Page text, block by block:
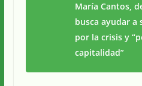
María Cantos,
busca ayudar a
por la crisis y
capitalidad”